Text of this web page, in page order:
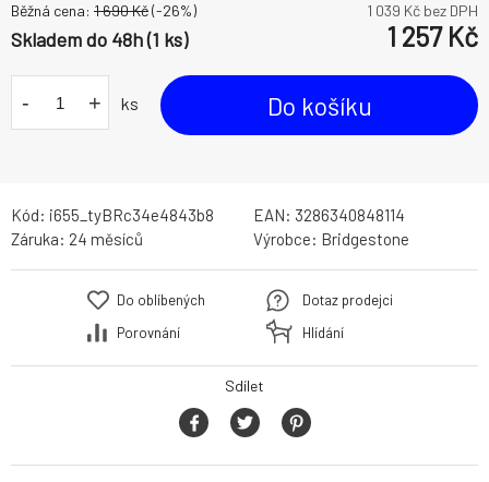
Běžná cena: 1 690Kč(-26%) 1 039 Kč bez DPH
Skladem do 48h (1 ks) 1 257Kč
- + ks Do košíku
Kód: i655_tyBRc34e4843b8 EAN: 3286340848114
Záruka: 24 měsíců Výrobce: Bridgestone
Do oblíbených
Porovnání
Dotaz prodejci
Hlídání
Sdílet